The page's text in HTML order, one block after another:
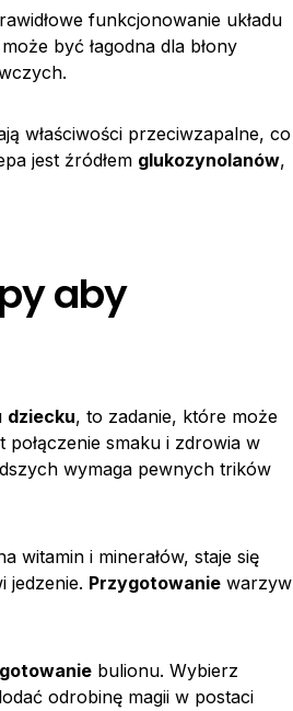
funkcjonowanie układu
być łagodna dla błony
właściwości przeciwzapalne, co
jest źródłem glukozynolanów,
aby
dziecku, to zadanie, które może
smaku i zdrowia w
wymaga pewnych trików
witamin i minerałów, staje się
jedzenie. Przygotowanie warzyw
bulionu. Wybierz
odrobinę magii w postaci